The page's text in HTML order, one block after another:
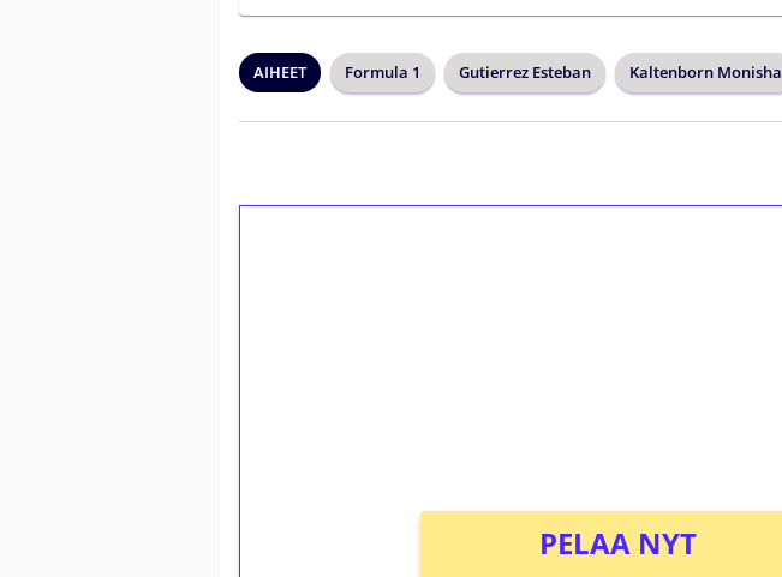
AIHEET Formula 1 Gutierrez Esteban Kaltenborn Monisha
PELAA NYT